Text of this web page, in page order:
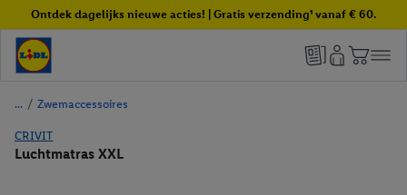
Ontdek dagelijks nieuwe acties! | Gratis verzending¹ vanaf € 60.
/ Zwemaccessoires
CRIVIT
Luchtmatras XXL